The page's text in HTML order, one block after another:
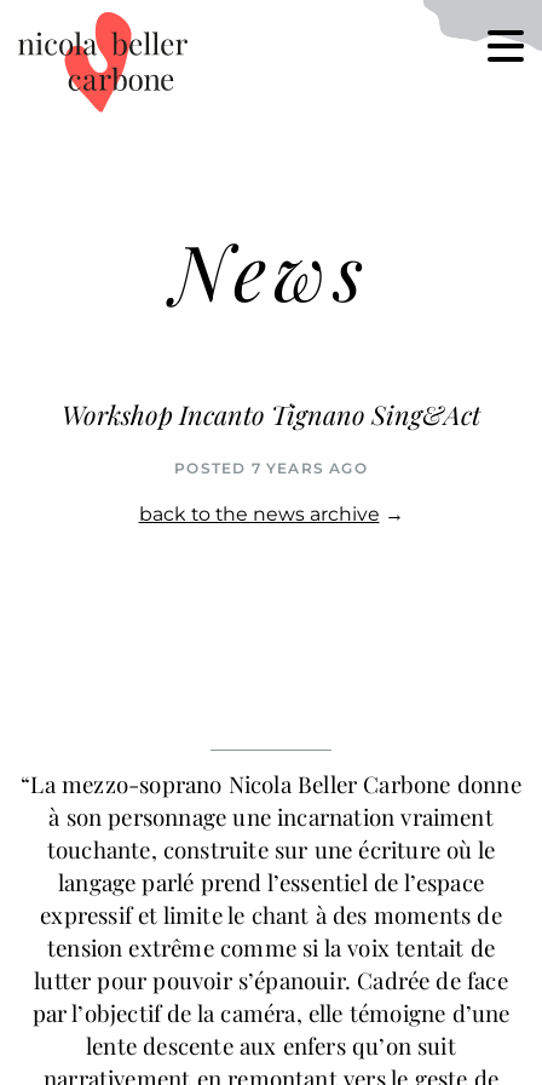
News
Workshop Incanto Tignano Sing&Act
POSTED 7 YEARS AGO
back to the news archive →
“La mezzo-soprano Nicola Beller Carbone donne
à son personnage une incarnation vraiment
touchante, construite sur une écriture où le
langage parlé prend l’essentiel de l’espace
expressif et limite le chant à des moments de
tension extrême comme si la voix tentait de
lutter pour pouvoir s’épanouir. Cadrée de face
par l’objectif de la caméra, elle témoigne d’une
lente descente aux enfers qu’on suit
narrativement en remontant vers le geste de